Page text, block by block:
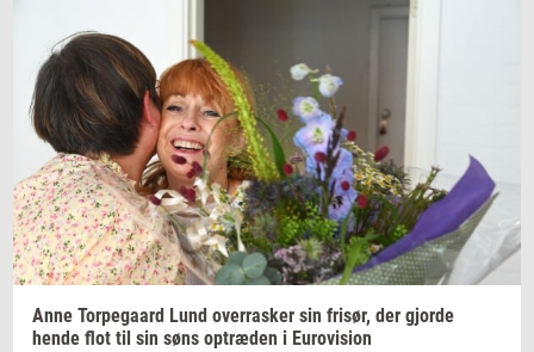
Anne Tor­pe­gaard Lund over­ra­sker sin fri­sør, der gjor­de
hende flot til sin søns op­træ­den i Eu­ro­vi­sion